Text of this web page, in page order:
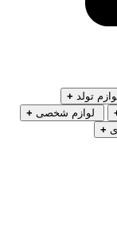
تولد +
لوازم شخصی +
+